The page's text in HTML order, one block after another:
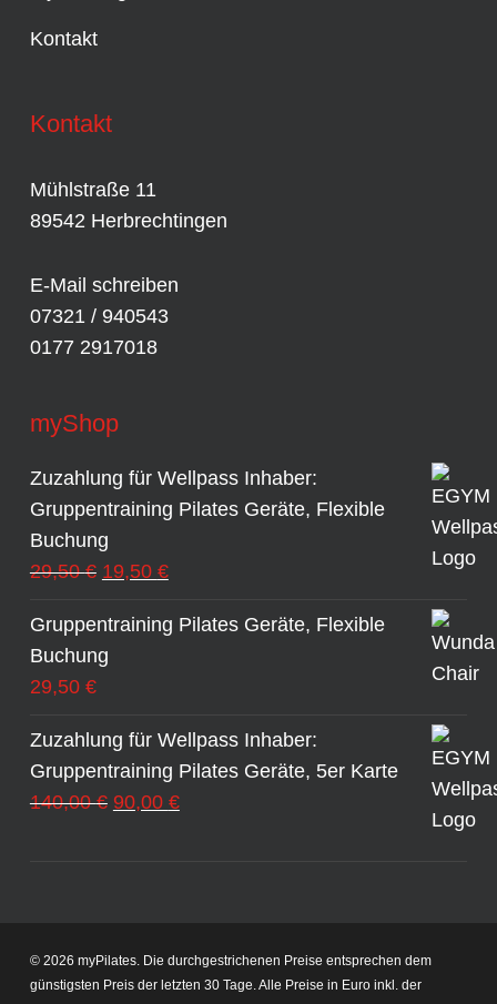
Kontakt
Kontakt
Mühlstraße 11
89542 Herbrechtingen
E-Mail schreiben
07321 / 940543
0177 2917018
myShop
Zuzahlung für Wellpass Inhaber:
Gruppentraining Pilates Geräte, Flexible
Buchung
29,50€ Ursprünglicher
war:
29,50 €
19,50 €Aktueller
ist:
Gruppentraining Pilates Geräte, Flexible
Buchung
29,50 €
Zuzahlung für Wellpass Inhaber:
Gruppentraining Pilates Geräte, 5er Karte
140,00€ Ursprünglicher
90,00 €Aktueller
© 2026 myPilates. Die durchgestrichenen Preise entsprechen dem
günstigsten Preis der letzten 30 Tage. Alle Preise in Euro inkl. der